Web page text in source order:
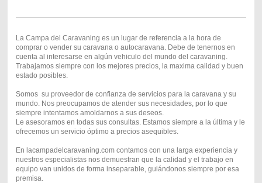
La Campa del Caravaning es un lugar de referencia a la hora de
comprar o vender su caravana o autocaravana. Debe de tenernos en
cuenta al interesarse en algún vehiculo del mundo del caravaning.
Trabajamos siempre con los mejores precios, la maxima calidad y buen
estado posibles.
Somos su proveedor de confianza de servicios para la caravana y su
mundo. Nos preocupamos de atender sus necesidades, por lo que
siempre intentamos amoldarnos a sus deseos.
Le asesoramos en todas sus consultas. Estamos siempre a la última y le
ofrecemos un servicio óptimo a precios asequibles.
En lacampadelcaravaning.com contamos con una larga experiencia y
nuestros especialistas nos demuestran que la calidad y el trabajo en
equipo van unidos de forma inseparable, guiándonos siempre por esa
premisa.